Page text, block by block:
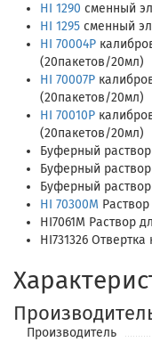
HI 1290 сменный
HI 1295 сменный
HI 70004P
(20пакетов/20мл)
HI 70007P
(20пакетов/20мл)
HI 70010P
(20пакетов/20мл)
Буферный раствор
Буферный раствор
Буферный раствор
HI 70300M
HI7061M Раствор
HI731326
Производитель